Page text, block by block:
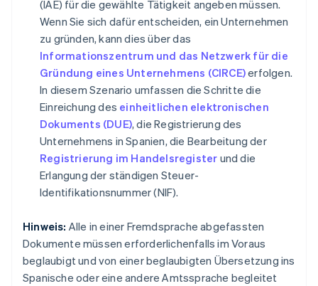
(IAE) für die gewählte Tätigkeit angeben müssen.
Wenn Sie sich dafür entscheiden, ein Unternehmen
zu gründen, kann dies über das
Informationszentrum und das Netzwerk für die
Gründung eines Unternehmens (CIRCE)erfolgen.
In diesem Szenario umfassen die Schritte die
Einreichung des einheitlichen elektronischen
Dokuments (DUE), die Registrierung des
Unternehmens in Spanien, die Bearbeitung der
Registrierung im Handelsregister und die
Erlangung der ständigen Steuer-
Identifikationsnummer (NIF).
Hinweis: Alle in einer Fremdsprache abgefassten
Dokumente müssen erforderlichenfalls im Voraus
beglaubigt und von einer beglaubigten Übersetzung ins
Spanische oder eine andere Amtssprache begleitet